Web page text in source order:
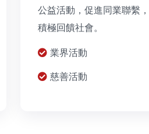
公益活動，促進同業聯繫，
積極回饋社會。
業界活動
慈善活動